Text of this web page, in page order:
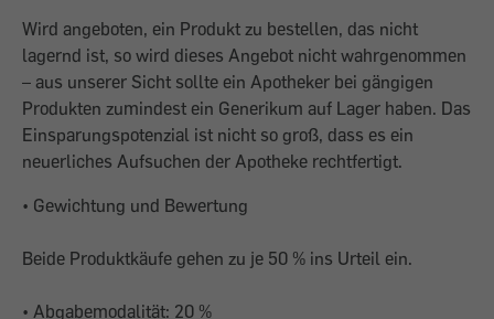
Wird angeboten, ein Produkt zu bestellen, das nicht
lagernd ist, so wird dieses Angebot nicht wahrgenommen
– aus unserer Sicht sollte ein Apotheker bei gängigen
Produkten zumindest ein Generikum auf Lager haben. Das
Einsparungspotenzial ist nicht so groß, dass es ein
neuerliches Aufsuchen der Apotheke rechtfertigt.
• Gewichtung und Bewertung
Beide Produktkäufe gehen zu je 50 % ins Urteil ein.
• Abgabemodalität: 20 %